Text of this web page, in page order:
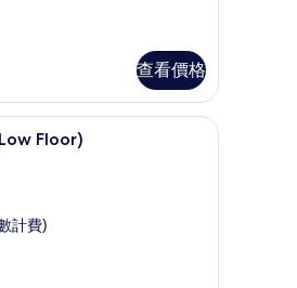
查看價格
工作空間
迷你吧、客房內保險箱、書桌、筆電工作空間
Floor)
計費)